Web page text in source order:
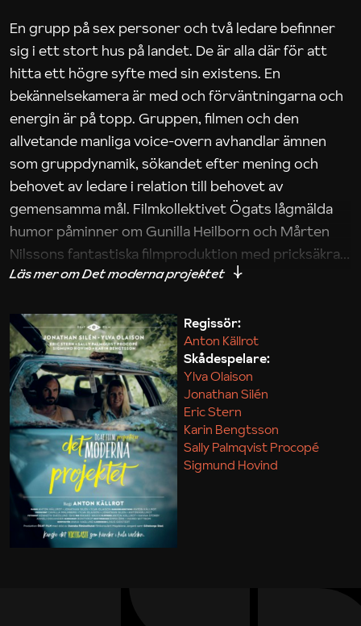
En grupp på sex personer och två ledare befinner
sig i ett stort hus på landet. De är alla där för att
hitta ett högre syfte med sin existens. En
bekännelsekamera är med och förväntningarna och
energin är på topp. Gruppen, filmen och den
allvetande manliga voice-overn avhandlar ämnen
som gruppdynamik, sökandet efter mening och
behovet av ledare i relation till behovet av
gemensamma mål. Filmkollektivet Ögats lågmälda
humor påminner om Gunilla Heilborn och Mårten
Nilssons fantastiska filmproduktion med pricksäkra
iakttagelser om hur svårt det kan vara att omsätta
Maja Kekonius
Regissör:
Anton Källrot
Skådespelare:
Ylva Olaison
Jonathan Silén
Eric Stern
Karin Bengtsson
Sally Palmqvist Procopé
Sigmund Hovind